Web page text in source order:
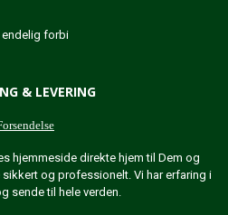
endelig forbi
& LEVERING
hjemmeside direkte hjem til Dem og
og professionelt. Vi har erfaring i
sende til hele verden.